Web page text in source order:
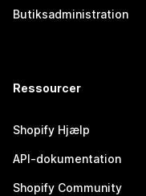
Butiksadministration
Ressourcer
Shopify Hjælp
API-dokumentation
Shopify Community